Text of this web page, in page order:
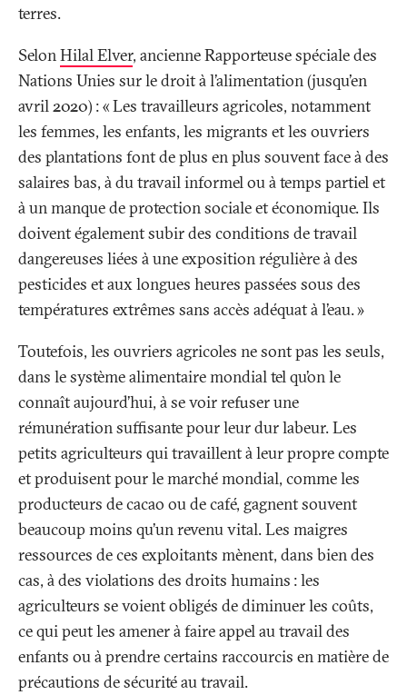
terres.
SelonHilal Elver, ancienne Rapporteuse spéciale des
Nations Unies sur le droit à l’alimentation (jusqu'en
avril 2020) : «Les travailleurs agricoles, notamment
les femmes, les enfants, les migrants et les ouvriers
des plantations font de plus en plus souvent face à des
salaires bas, à du travail informel ou à temps partiel et
à un manque de protection sociale et économique. Ils
doivent également subir des conditions de travail
dangereuses liées à une exposition régulière à des
pesticides et aux longues heures passées sous des
températures extrêmes sans accès adéquat à l’eau.»
Toutefois, les ouvriers agricoles ne sont pas les seuls,
dans le système alimentaire mondial tel qu’on le
connaît aujourd’hui, à se voir refuser une
rémunération suffisante pour leur dur labeur. Les
petits agriculteurs qui travaillent à leur propre compte
et produisent pour le marché mondial, comme les
producteurs de cacao ou de café, gagnent souvent
beaucoup moins qu’un revenu vital. Les maigres
ressources de ces exploitants mènent, dans bien des
cas, à des violations des droits humains : les
agriculteurs se voient obligés de diminuer les coûts,
ce qui peut les amener à faire appel au travail des
enfants ou à prendre certains raccourcis en matière de
précautions de sécurité au travail.